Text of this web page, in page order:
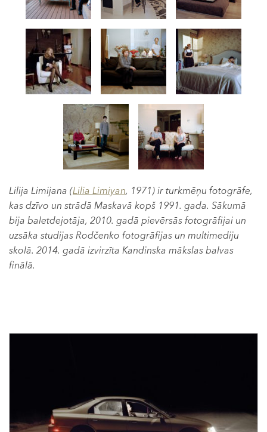
Lilija Limijana (Lilia Limiyan, 1971) ir turkmēņu fotogrāfe,
kas dzīvo un strādā Maskavā kopš 1991. gada. Sākumā
bija baletdejotāja, 2010. gadā pievērsās fotogrāfijai un
uzsāka studijas Rodčenko fotogrāfijas un multimediju
skolā. 2014. gadā izvirzīta Kandinska mākslas balvas
finālā.